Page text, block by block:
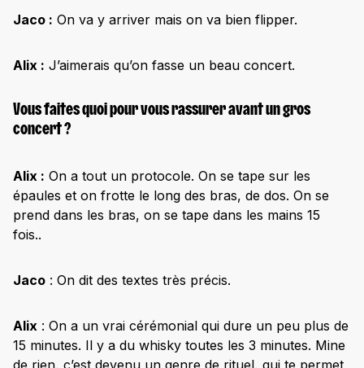
Jaco : On va y arriver mais on va bien flipper.
Alix : J’aimerais qu’on fasse un beau concert.
Vous faites quoi pour vous rassurer avant un gros
concert ?
Alix : On a tout un protocole. On se tape sur les
épaules et on frotte le long des bras, de dos. On se
prend dans les bras, on se tape dans les mains 15
fois..
Jaco : On dit des textes très précis.
Alix : On a un vrai cérémonial qui dure un peu plus de
15 minutes. Il y a du whisky toutes les 3 minutes. Mine
de rien, c’est devenu un genre de rituel, qui te permet